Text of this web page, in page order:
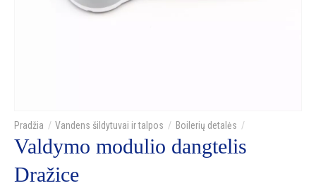
Vandens šildytuvai ir talpos Boilerių detalės
Valdymo modulio dangtelis
Dražice